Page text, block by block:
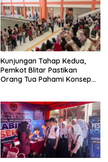
Kunjungan Tahap Kedua,
Pemkot Blitar Pastikan
Orang Tua Pahami Konsep